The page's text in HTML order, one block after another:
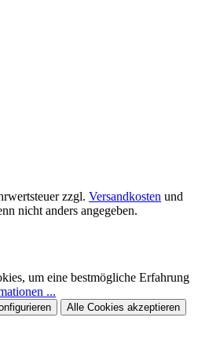
zzgl. Versandkosten und
nicht anders angegeben.
um eine bestmögliche Erfahrung
...
Alle Cookies akzeptieren